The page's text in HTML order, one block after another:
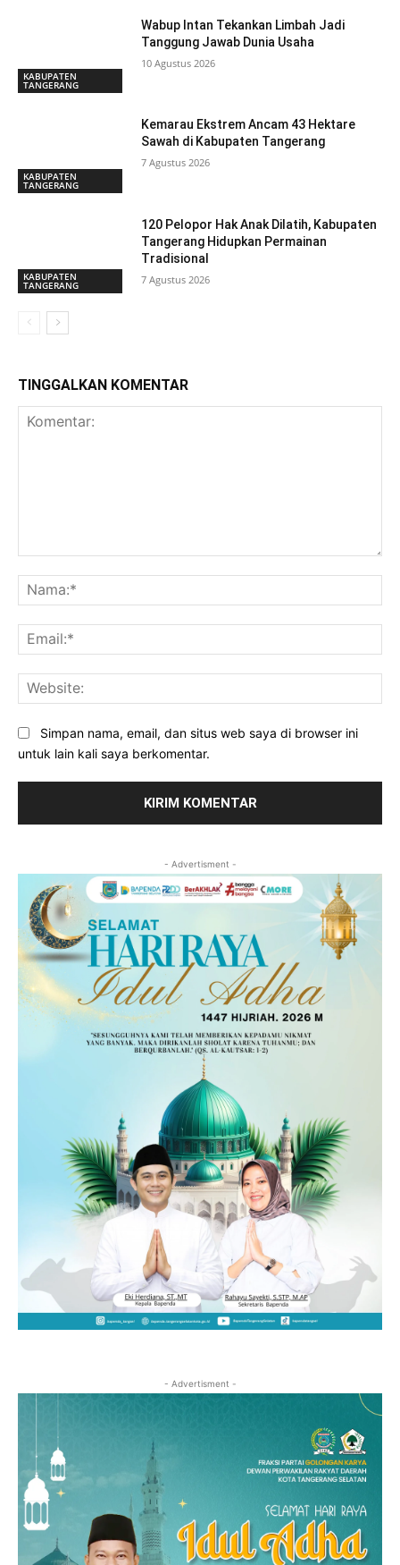
KABUPATEN
TANGERANG
Wabup Intan Tekankan Limbah Jadi
Tanggung Jawab Dunia Usaha
10 Agustus 2026
KABUPATEN
TANGERANG
Kemarau Ekstrem Ancam 43 Hektare
Sawah di Kabupaten Tangerang
7 Agustus 2026
KABUPATEN
TANGERANG
120 Pelopor Hak Anak Dilatih, Kabupaten
Tangerang Hidupkan Permainan
Tradisional
7 Agustus 2026
TINGGALKAN KOMENTAR
Simpan nama, email, dan situs web saya di browser ini
untuk lain kali saya berkomentar.
- Advertisment -
- Advertisment -